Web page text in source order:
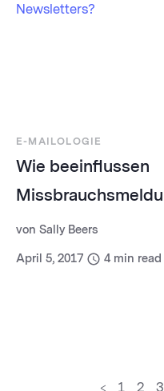
E-MAILOLOGIE
Wie beeinflussen
Marketing die
Newsletters?
von Sally Beers
April 5, 2017 4 min read
< 1 2 3